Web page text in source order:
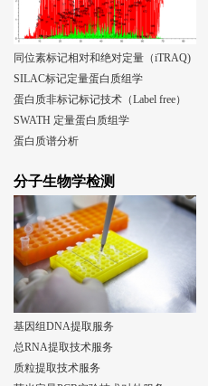
同位素标记相对和绝对定量（iTRAQ)
SILAC标记定量蛋白质组学
蛋白质非标记标记技术（Label free）
SWATH 定量蛋白质组学
蛋白质谱分析
分子生物学检测
基因组DNA提取服务
总RNA提取技术服务
质粒提取技术服务